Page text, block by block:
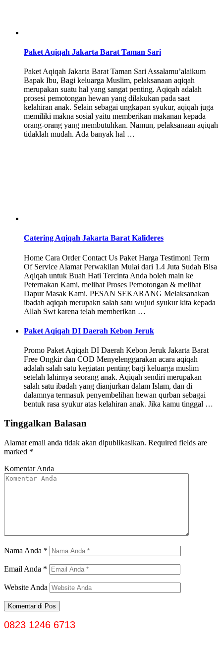
Paket Aqiqah Jakarta Barat Taman Sari
Paket Aqiqah Jakarta Barat Taman Sari Assalamu’alaikum
Bapak Ibu, Bagi keluarga Muslim, pelaksanaan aqiqah
merupakan suatu hal yang sangat penting. Aqiqah adalah
prosesi pemotongan hewan yang dilakukan pada saat
kelahiran anak. Selain sebagai ungkapan syukur, aqiqah juga
memiliki makna sosial yaitu memberikan makanan kepada
orang-orang yang membutuhkan. Namun, pelaksanaan aqiqah
tidaklah mudah. Ada banyak hal …
Catering Aqiqah Jakarta Barat Kalideres
Home Cara Order Contact Us Paket Harga Testimoni Term
Of Service Alamat Perwakilan Mulai dari 1.4 Juta Sudah Bisa
Aqiqah untuk Buah Hati Tercinta Anda boleh main ke
Peternakan Kami, melihat Proses Pemotongan & melihat
Dapur Masak Kami. PESAN SEKARANG Melaksanakan
ibadah aqiqah merupakn salah satu wujud syukur kita kepada
Allah Swt karena telah memberikan …
Paket Aqiqah DI Daerah Kebon Jeruk
Promo Paket Aqiqah DI Daerah Kebon Jeruk Jakarta Barat
Free Ongkir dan COD Menyelenggarakan acara aqiqah
adalah salah satu kegiatan penting bagi keluarga muslim
setelah lahirnya seorang anak. Aqiqah sendiri merupakan
salah satu ibadah yang dianjurkan dalam Islam, dan di
dalamnya termasuk penyembelihan hewan qurban sebagai
bentuk rasa syukur atas kelahiran anak. Jika kamu tinggal …
Tinggalkan Balasan
Alamat email anda tidak akan dipublikasikan. Required fields are
marked *
Komentar Anda
Nama Anda *
Email Anda *
Website Anda
0823 1246 6713